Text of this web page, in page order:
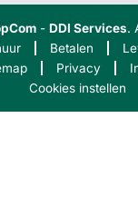
-DDI Services.
Betalen
Privacy
Cookies instellen